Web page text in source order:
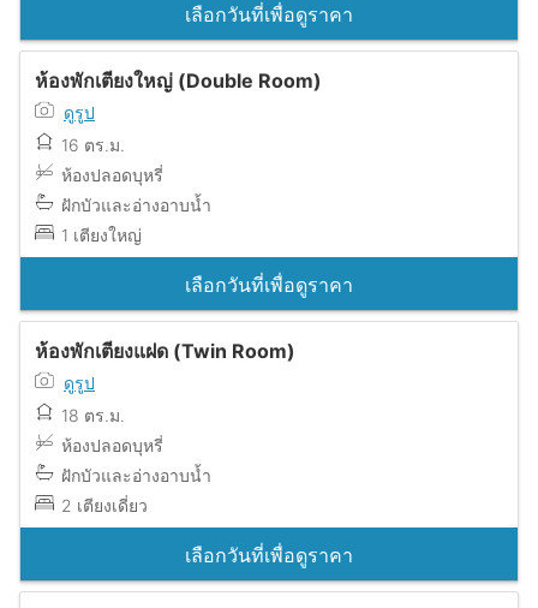
เลือกวันที่เพื่อดูราคา
ห้องพักเตียงใหญ่ (Double Room)
ดูรูป
16 ตร.ม.
ห้องปลอดบุหรี่
ฝักบัวและอ่างอาบน้ำ
1 เตียงใหญ่
เลือกวันที่เพื่อดูราคา
ห้องพักเตียงแฝด (Twin Room)
ดูรูป
18 ตร.ม.
ห้องปลอดบุหรี่
ฝักบัวและอ่างอาบน้ำ
2 เตียงเดี่ยว
เลือกวันที่เพื่อดูราคา